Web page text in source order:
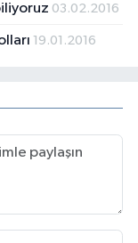
03.02.2016
19.01.2016